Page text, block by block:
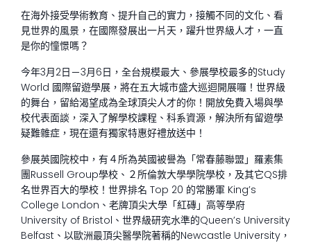
在海外接受學術教育、提升自己的實力，接觸不同的文化、看
見世界的風景，在國際發展出一片天，躍升世界級人才，一直
是你的憧憬嗎？
今年3月2日－3月6日，全台規模最大、參展學校最多的Study
World 國際留遊學展，將在五大城市盛大巡迴開展囉！世界級
的舞台，留給渴望成為全球頂尖人才的你！開放免費入場與學
校代表面談，深入了解學校課程、科系資源，解決所有留遊學
疑難雜症，現在還有獨家特惠好禮放送中！
參展英國院校中，有４所為英國被譽為「常春藤聯盟」羅素集
團Russell Group學校、２所倫敦大學學院學校，及其它QS排
名世界百大的學校！世界排名 Top 20 的常勝軍 King’s
College London、老牌頂尖大學「紅磚」高等學府
University of Bristol、世界級研究水準的Queen’s University
Belfast、以歐洲最頂尖醫學院著稱的Newcastle University，